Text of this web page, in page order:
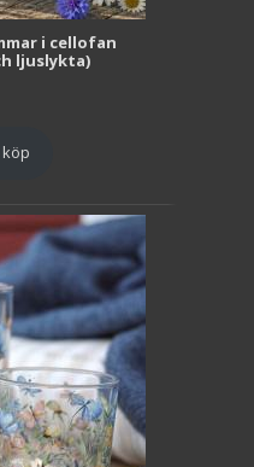
i cellofan
ljuslykta)